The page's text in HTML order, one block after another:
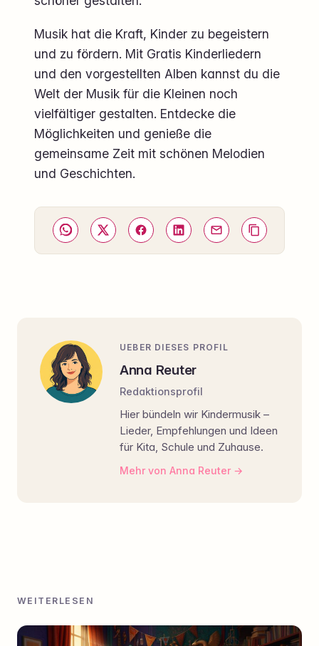
Musik hat die Kraft, Kinder zu begeistern
und zu fördern. Mit Gratis Kinderliedern
und den vorgestellten Alben kannst du die
Welt der Musik für die Kleinen noch
vielfältiger gestalten. Entdecke die
Möglichkeiten und genieße die
gemeinsame Zeit mit schönen Melodien
und Geschichten.
UEBER DIESES PROFIL
Anna Reuter
Redaktionsprofil
Hier bündeln wir Kindermusik –
Lieder, Empfehlungen und Ideen
für Kita, Schule und Zuhause.
Mehr von Anna Reuter
WEITERLESEN